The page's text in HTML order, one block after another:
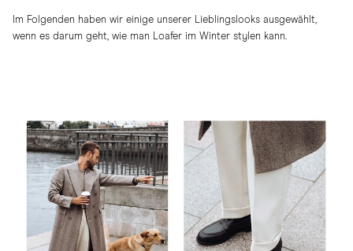
Im Folgenden haben wir einige unserer Lieblingslooks ausgewählt,
wenn es darum geht, wie man Loafer im Winter stylen kann.